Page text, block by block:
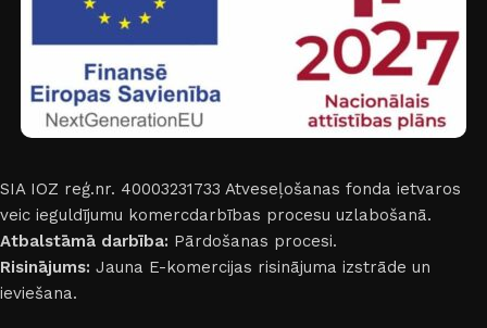
SIA IOZ reģ.nr. 40003231733 Atveseļošanas fonda ietvaros
veic ieguldījumu komercdarbības procesu uzlabošanā.
Atbalstāmā darbība: Pārdošanas procesi.
Risinājums: Jauna E-komercijas risinājuma izstrāde un
ieviešana.